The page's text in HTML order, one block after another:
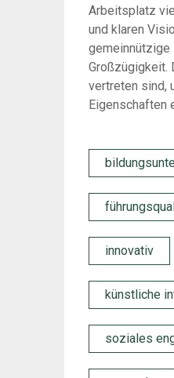
Arbeitsplatz
und klaren
gemeinnützige
Großzügigkeit.
vertreten sind,
Eigenschaften
innovativ
künstliche
soziales